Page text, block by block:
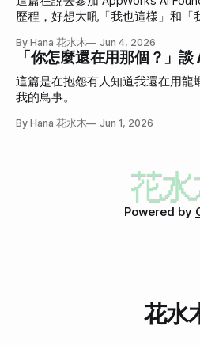
歷程，好想大吼「我也這樣」和「
By Hana 花水木 Jun 4, 2026
「你怎麼還在用那個？」
這篇是在抱怨有人知道我還在用龍
我的鳥事。
By Hana 花水木 Jun 1, 2026
Powered by
花水